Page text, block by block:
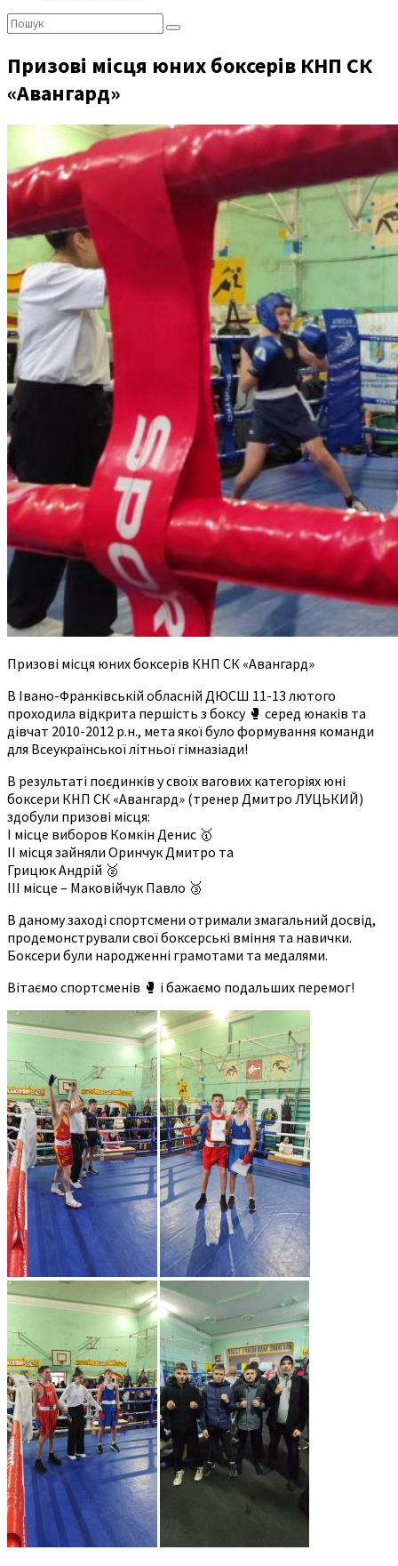
Пошук:
Призові місця юних боксерів КНП СК
«Авангард»
Призові місця юних боксерів КНП СК «Авангард»
В Івано-Франківській обласній ДЮСШ 11-13 лютого
проходила відкрита першість з боксу 🥊 серед юнаків та
дівчат 2010-2012 р.н., мета якої було формування команди
для Всеукраїнської літньої гімназіади!
В результаті поєдинків у своїх вагових категоріях юні
боксери КНП СК «Авангард» (тренер Дмитро ЛУЦЬКИЙ)
здобули призові місця:
І місце виборов Комкін Денис 🥇
ІІ місця зайняли Оринчук Дмитро та
Грицюк Андрій 🥈
ІІІ місце – Маковійчук Павло 🥉
В даному заході спортсмени отримали змагальний досвід,
продемонстрували свої боксерські вміння та навички.
Боксери були народженні грамотами та медалями.
Вітаємо спортсменів 🥊 і бажаємо подальших перемог!